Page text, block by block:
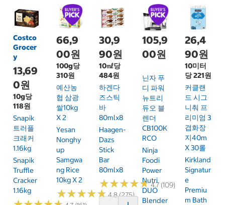
Costco
Grocer
y
13,69
0원
10g당
118원
Snapik
트러플
크래커
1.16kg
Snapik
Truffle
Cracker
1.16kg
66,9
00원
100g당
310원
예산농
협 삼광
쌀10kg
X 2
Yesan
Nonghy
Up
Samgwa
Ng Rice
10kg X 2
★★★★★
★★★★★4.8 (275)
30,9
90원
10㎖당
484원
하겐다
즈스틱
바
80mlx8
Haagen-
Dazs
Stick
Bar
80mlx8
★★★★★
★★★★★4.7 (109)
105,9
00원
닌자 푸
디 파워
뉴트리
듀오 블
렌더
CB100K
RCO
Ninja
Foodi
Power
Nutri
DUO
Blender
26,4
90원
10미터
당 221원
커클랜
드 시그
니춰 프
리미엄 3
겹화장
지40m
X 30롤
Kirkland
Signatur
E
Premiu
M Bath